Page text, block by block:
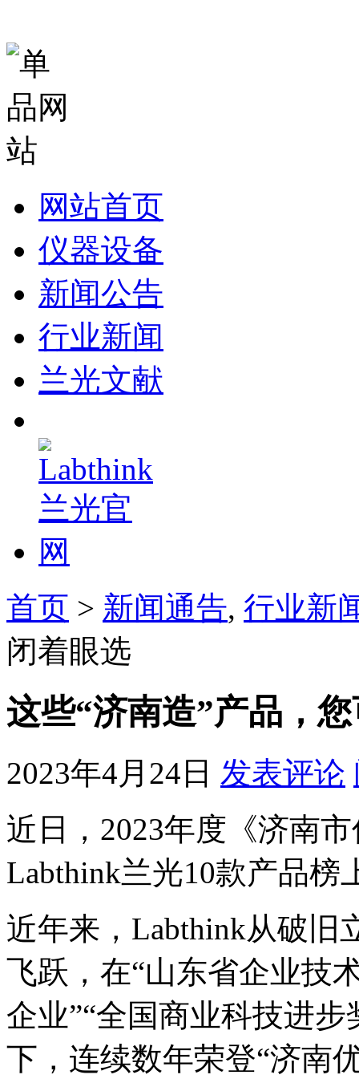
网站首页
仪器设备
新闻公告
行业新闻
兰光文献
首页 > 新闻通告, 行业新
闭着眼选
这些“济南造”产品，
2023年4月24日 发表评论
近日，2023年度《济南
Labthink兰光10款产品榜
近年来，Labthink从破旧
飞跃，在“山东省企业技
企业”“全国商业科技进
下，连续数年荣登“济南